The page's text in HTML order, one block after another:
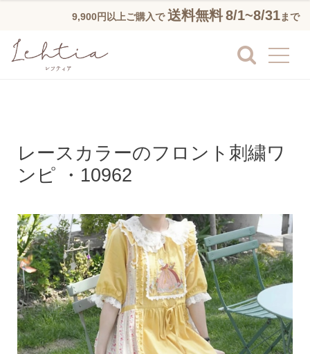
9,900円以上ご購入で 送料無料8/1~8/31まで
レースカラーのフロント刺繍ワ
ンピ ・10962